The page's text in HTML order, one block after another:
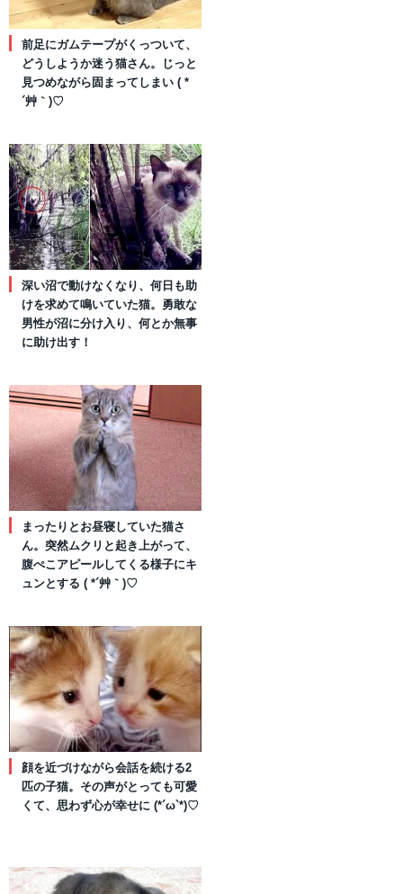
前足にガムテープがくっついて、
どうしようか迷う猫さん。じっと
見つめながら固まってしまい ( *
´艸｀)♡
深い沼で動けなくなり、何日も助
けを求めて鳴いていた猫。勇敢な
男性が沼に分け入り、何とか無事
に助け出す！
まったりとお昼寝していた猫さ
ん。突然ムクリと起き上がって、
腹ぺこアピールしてくる様子にキ
ュンとする ( *´艸｀)♡
顔を近づけながら会話を続ける2
匹の子猫。その声がとっても可愛
くて、思わず心が幸せに (*´ω`*)♡